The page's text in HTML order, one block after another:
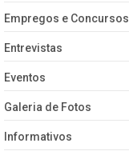
Empregos e Concursos
Entrevistas
Eventos
Galeria de Fotos
Informativos